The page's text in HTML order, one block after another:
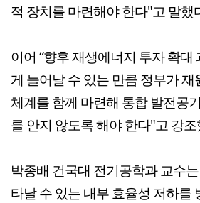
적 장치를 마련해야 한다"고 말했
이어 “향후 재생에너지 투자 확대
게 늘어날 수 있는 만큼 정부가 재
체계를 함께 마련해 통합 발전공
를 안지 않도록 해야 한다"고 강
박종배 건국대 전기공학과 교수
타날 수 있는 내부 효율성 저하를